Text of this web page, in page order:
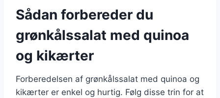
Sådan forbereder du
grønkålssalat med quinoa
og kikærter
Forberedelsen af grønkålssalat med quinoa og
kikærter er enkel og hurtig. Følg disse trin for at